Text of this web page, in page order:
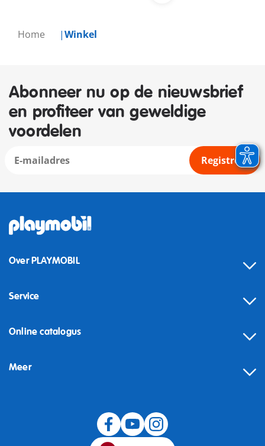
Home Winkel
Abonneer nu op de nieuwsbrief
en profiteer van geweldige
voordelen
Registreer
Over PLAYMOBIL
Service
Online catalogus
Meer